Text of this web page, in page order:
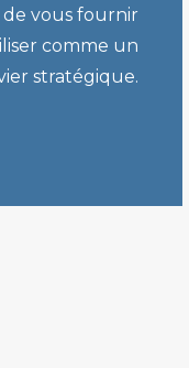
vous fournir
comme un
stratégique.